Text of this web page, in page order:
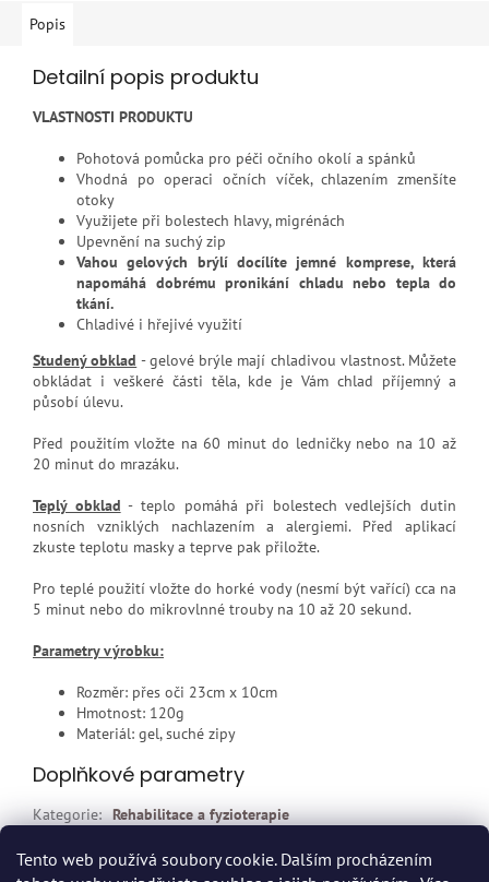
Tento web používá soubory cookie. Dalším procházením
Popis
Detailní popis produktu
VLASTNOSTI PRODUKTU
Pohotová pomůcka pro péči očního okolí a spánků
Vhodná po operaci očních víček, chlazením zmenšíte
otoky
Využijete při bolestech hlavy, migrénách
Upevnění na suchý zip
Vahou gelových brýlí docílíte jemné komprese, která
napomáhá dobrému pronikání chladu nebo tepla do
tkání.
Chladivé i hřejivé využití
Studený obklad - gelové brýle mají chladivou vlastnost. Můžete
obkládat i veškeré části těla, kde je Vám chlad příjemný a
působí úlevu.
Před použitím vložte na 60 minut do ledničky nebo na 10 až
20 minut do mrazáku.
Teplý obklad - teplo pomáhá při bolestech vedlejších dutin
nosních vzniklých nachlazením a alergiemi. Před aplikací
zkuste teplotu masky a teprve pak přiložte.
Pro teplé použití vložte do horké vody (nesmí být vařící) cca na
5 minut nebo do mikrovlnné trouby na 10 až 20 sekund.
Parametry výrobku:
Rozměr: přes oči 23cm x 10cm
Hmotnost: 120g
Materiál: gel, suché zipy
Doplňkové parametry
Kategorie: Rehabilitace a fyzioterapie